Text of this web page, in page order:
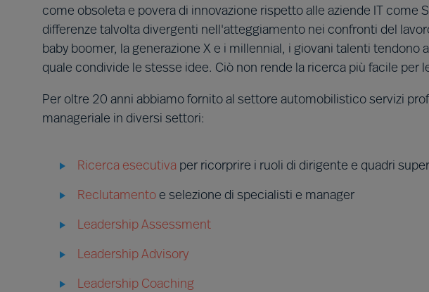
come obsoleta e povera di innovazione rispetto alle aziende IT come
differenze talvolta divergenti nell'atteggiamento nei confronti del
baby boomer, la generazione X e i millennial, i giovani talenti tendono
quale condivide le stesse idee. Ciò non rende la ricerca più facile per
Per oltre 20 anni abbiamo fornito al settore automobilistico servizi
manageriale in diversi settori:
Ricerca esecutiva per ricorprire i ruoli di dirigente e quadri
Reclutamento e selezione di specialisti e manager
Leadership Assessment
Leadership Advisory
Leadership Coaching